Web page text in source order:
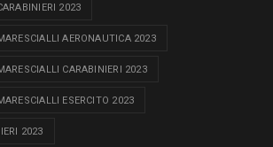
2023
AERONAUTICA 2023
CARABINIERI 2023
ESERCITO 2023
2023